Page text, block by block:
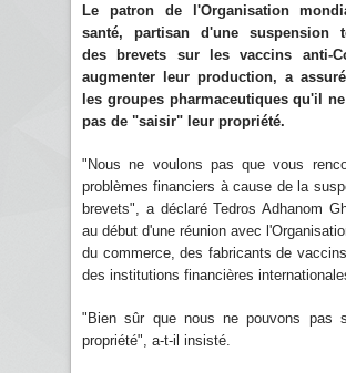
Le patron de l'Organisation
santé, partisan d'une suspension
des brevets sur les vaccins anti-
augmenter leur production, a
les groupes pharmaceutiques qu'il
pas de "saisir" leur propriété.
"Nous ne voulons pas que vous
problèmes financiers à cause de la
brevets", a déclaré Tedros Adhanom
au début d'une réunion avec
du commerce, des fabricants de
des institutions financières
"Bien sûr que nous ne pouvons pas
propriété", a-t-il insisté.